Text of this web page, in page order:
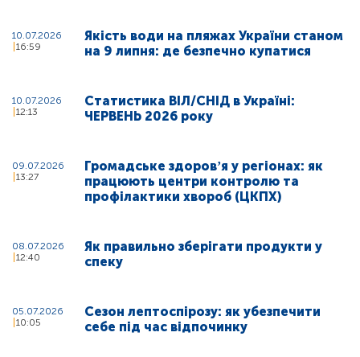
10.07.2026
16:59
Якість води на пляжах України станом
на 9 липня: де безпечно купатися
10.07.2026
12:13
Статистика ВІЛ/СНІД в Україні:
ЧЕРВЕНЬ 2026 року
09.07.2026
13:27
Громадське здоровʼя у регіонах: як
працюють центри контролю та
профілактики хвороб (ЦКПХ)
08.07.2026
12:40
Як правильно зберігати продукти у
спеку
05.07.2026
10:05
Сезон лептоспірозу: як убезпечити
себе під час відпочинку